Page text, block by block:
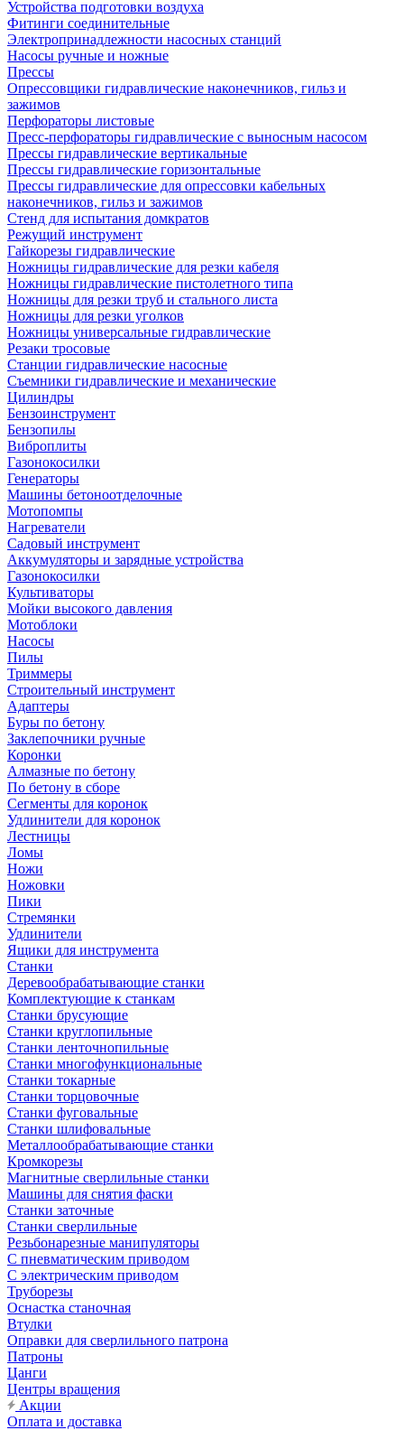
Устройства подготовки воздуха
Фитинги соединительные
Электропринадлежности насосных станций
Насосы ручные и ножные
Прессы
Опрессовщики гидравлические наконечников, гильз и
зажимов
Перфораторы листовые
Пресс-перфораторы гидравлические с выносным насосом
Прессы гидравлические вертикальные
Прессы гидравлические горизонтальные
Прессы гидравлические для опрессовки кабельных
наконечников, гильз и зажимов
Стенд для испытания домкратов
Режущий инструмент
Гайкорезы гидравлические
Ножницы гидравлические для резки кабеля
Ножницы гидравлические пистолетного типа
Ножницы для резки труб и стального листа
Ножницы для резки уголков
Ножницы универсальные гидравлические
Резаки тросовые
Станции гидравлические насосные
Съемники гидравлические и механические
Цилиндры
Бензоинструмент
Бензопилы
Виброплиты
Газонокосилки
Генераторы
Машины бетоноотделочные
Мотопомпы
Нагреватели
Садовый инструмент
Аккумуляторы и зарядные устройства
Газонокосилки
Культиваторы
Мойки высокого давления
Мотоблоки
Насосы
Пилы
Триммеры
Строительный инструмент
Адаптеры
Буры по бетону
Заклепочники ручные
Коронки
Алмазные по бетону
По бетону в сборе
Сегменты для коронок
Удлинители для коронок
Лестницы
Ломы
Ножи
Ножовки
Пики
Стремянки
Удлинители
Ящики для инструмента
Станки
Деревообрабатывающие станки
Комплектующие к станкам
Станки брусующие
Станки круглопильные
Станки ленточнопильные
Станки многофункциональные
Станки токарные
Станки торцовочные
Станки фуговальные
Станки шлифовальные
Металлообрабатывающие станки
Кромкорезы
Магнитные сверлильные станки
Машины для снятия фаски
Станки заточные
Станки сверлильные
Резьбонарезные манипуляторы
С пневматическим приводом
С электрическим приводом
Труборезы
Оснастка станочная
Втулки
Оправки для сверлильного патрона
Патроны
Цанги
Центры вращения
Акции
Оплата и доставка